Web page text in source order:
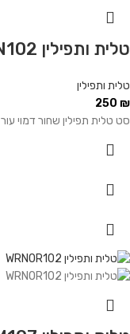
טלית ותפילין BKN102
טלית ותפילין
250 ₪
סט טלית תפילין שחור דמוי